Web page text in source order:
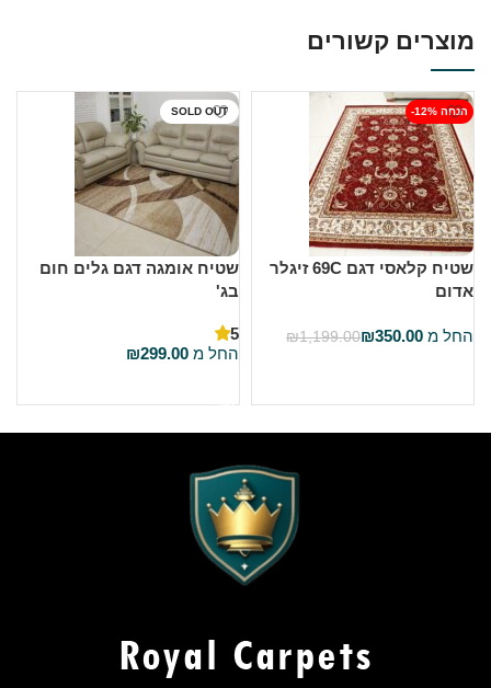
מוצרים קשורים
-12% הנחה
שטיח קלאסי דגם 69C זיגלר
אדום
החל מ ₪350.00
₪1,199.00
SOLD OUT
שטיח אומגה דגם גלים חום
בג'
5
החל מ
₪299.00